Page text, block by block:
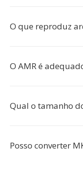
O que reproduz
O AMR é
Qual o tamanho
Posso converter